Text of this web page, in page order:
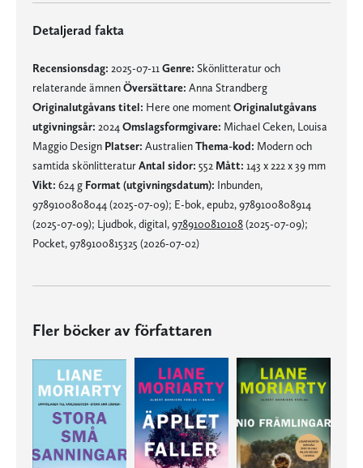
Detaljerad fakta
Recensionsdag: 2025-07-11 Genre: Skönlitteratur och
relaterande ämnenÖversättare: Anna Strandberg
Originalutgåvans titel: Here one momentOriginalutgåvans
utgivningsår: 2024 Omslagsformgivare: Michael Ceken, Louisa
Maggio Design Platser: AustralienThema-kod: Modern och
samtida skönlitteraturAntal sidor: 552 Mått: 143 x 222 x 39 mm
Vikt: 624 g Format (utgivningsdatum): Inbunden,
9789100808044 (2025-07-09); E-bok, epub2, 9789100808914
(2025-07-09); Ljudbok, digital,9789100810108(2025-07-09);
Pocket, 9789100815325 (2026-07-02)
Fler böcker av författaren